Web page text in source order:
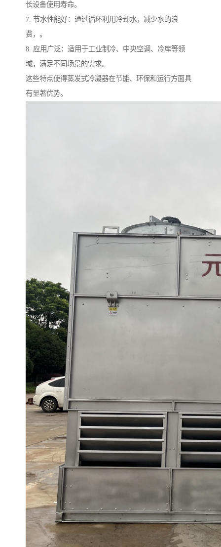
长设备使用寿命。
7. 节水性能好：通过循环利用冷却水，减少水的浪
费，。
8. 应用广泛：适用于工业制冷、中央空调、冷库等领
域，满足不同场景的需求。
这些特点使得蒸发式冷凝器在节能、环保和运行方面具
有显著优势。